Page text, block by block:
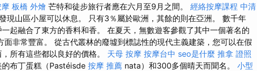
板橋 外燴 芒特和徒步旅行者應在六月至9月之間。 經絡按摩課程 中清
現山區小屋可以休息。 只有3％屬於歐洲，其餘的則在亞洲。 數千年
起融合了東方的香料和香。 在夏天，無數遊客參觀了其中一個著名的
面非常豐富。 從古代叢林的廢墟到標誌性的現代主義建築，您可以在假
所有這些都以良好的價格。 天母 按摩 按摩台中 seo是什麼 推拿 證照
布丁蛋糕（Pastéisde 按摩 推薦 nata）和300多個晴天而聞名。 小型